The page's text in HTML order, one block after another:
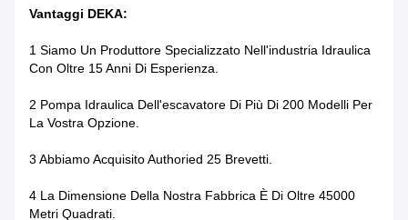
Vantaggi DEKA:
1 Siamo Un Produttore Specializzato Nell'industria Idraulica
Con Oltre 15 Anni Di Esperienza.
2 Pompa Idraulica Dell'escavatore Di Più Di 200 Modelli Per
La Vostra Opzione.
3 Abbiamo Acquisito Authoried 25 Brevetti.
4 La Dimensione Della Nostra Fabbrica È Di Oltre 45000
Metri Quadrati.